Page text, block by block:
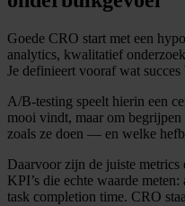
Goede CRO start met een
analytics, kwalitatief
Je definieert vooraf wat succes
A/B-testing speelt hierin een
mooi vindt, maar om
zoals ze doen — en welke
Daarvoor zijn de juiste metrics
KPI’s die echte waarde
task completion time. CRO